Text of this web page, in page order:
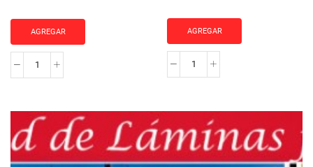
AGREGAR
Il
AGREGAR
Le